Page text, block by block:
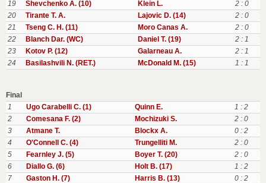
19
Shevchenko A. (10) Klein L.
2 : 0
20
Tirante T. A. Lajovic D. (14)
2 : 0
21
Tseng C. H. (11) Moro Canas A.
2 : 0
22
Blanch Dar. (WC) Daniel T. (19)
2 : 1
23
Kotov P. (12) Galarneau A.
2 : 1
24
Basilashvili N. (RET.) McDonald M. (15) 1 : 1
Final
1
Ugo Carabelli C. (1) Quinn E.
1 : 2
2
Comesana F. (2) Mochizuki S.
2 : 0
3
Atmane T. Blockx A.
0 : 2
4
O'Connell C. (4) Trungelliti M.
2 : 0
5
Fearnley J. (5) Boyer T. (20)
2 : 0
6
Diallo G. (6) Holt B. (17)
1 : 2
7
Gaston H. (7) Harris B. (13)
0 : 2